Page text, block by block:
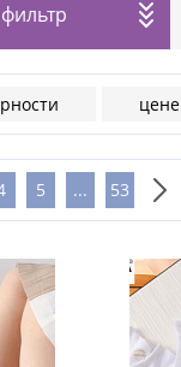
цене
5 ... 53